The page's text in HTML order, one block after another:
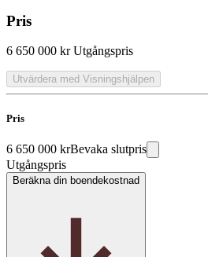
Pris
6 650 000 kr Utgångspris
Utvärdera med Visningshjälpen
Pris
6 650 000 krBevaka slutpris
Utgångspris
Beräkna din boendekostnad